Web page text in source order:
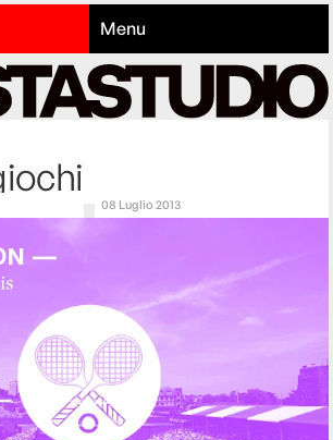
Menu
08 Luglio 2013